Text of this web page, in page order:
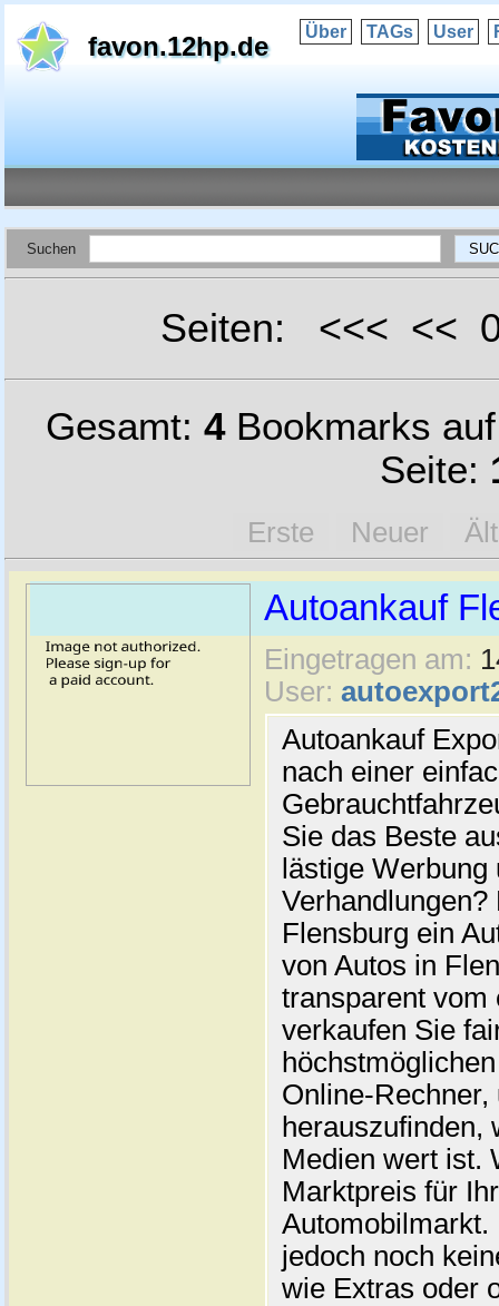
favon.12hp.de Über TAGs User
Suchen
Seiten: <<< <<
Gesamt: 4Bookmarks
Seite:
Erste Neuer
Autoankauf
Eingetragen am:
User:
Autoankauf
nach einer
Sie das Beste
lästige
Flensburg ein
von Autos in
transparent vom
verkaufen Sie
Online-
herauszufinden,
Medien wert ist.
Marktpreis für
jedoch noch
wie Extras oder